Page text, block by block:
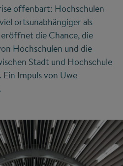
offenbart: Hochschulen
ortsunabhängiger als
die Chance, die
Hochschulen und die
Stadt und Hochschule
Ein Impuls von Uwe